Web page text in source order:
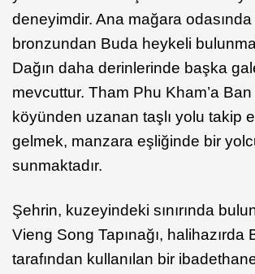
deneyimdir. Ana mağara odasında
bronzundan Buda heykeli
Dağın daha derinlerinde başka
mevcuttur. Tham Phu Kham’a
köyünden uzanan taşlı yolu takip
gelmek, manzara eşliğinde bir
sunmaktadır.
Şehrin, kuzeyindeki sınırında
Vieng Song Tapınağı, halihazırda
tarafından kullanılan bir